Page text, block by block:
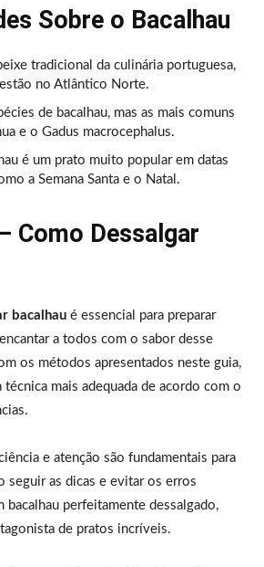
Sobre o Bacalhau
tradicional da culinária portuguesa,
no Atlântico Norte.
de bacalhau, mas as mais comuns
e o Gadus macrocephalus.
é um prato muito popular em datas
a Semana Santa e o Natal.
Como Dessalgar
bacalhau é essencial para preparar
a todos com o sabor desse
os métodos apresentados neste guia,
mais adequada de acordo com o
e atenção são fundamentais para
seguir as dicas e evitar os erros
bacalhau perfeitamente dessalgado,
de pratos incríveis.